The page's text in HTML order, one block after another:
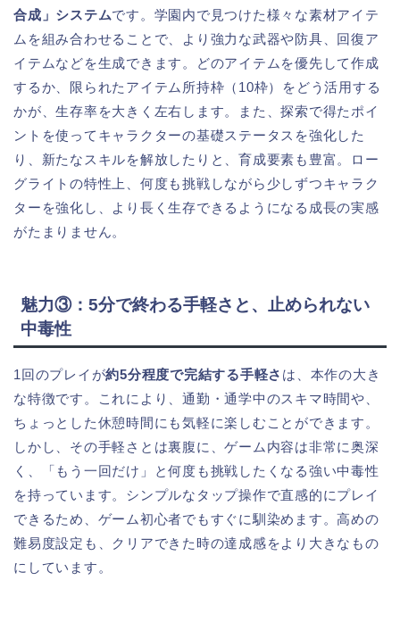
合成」システムです。学園内で見つけた様々な素材アイテ
ムを組み合わせることで、より強力な武器や防具、回復ア
イテムなどを生成できます。どのアイテムを優先して作成
するか、限られたアイテム所持枠（10枠）をどう活用する
かが、生存率を大きく左右します。また、探索で得たポイ
ントを使ってキャラクターの基礎ステータスを強化した
り、新たなスキルを解放したりと、育成要素も豊富。ロー
グライトの特性上、何度も挑戦しながら少しずつキャラク
ターを強化し、より長く生存できるようになる成長の実感
がたまりません。
魅力③：5分で終わる手軽さと、止められない
中毒性
1回のプレイが約5分程度で完結する手軽さ は、本作の大き
な特徴です。これにより、通勤・通学中のスキマ時間や、
ちょっとした休憩時間にも気軽に楽しむことができます。
しかし、その手軽さとは裏腹に、ゲーム内容は非常に奥深
く、「もう一回だけ」と何度も挑戦したくなる強い中毒性
を持っています。シンプルなタップ操作で直感的にプレイ
できるため、ゲーム初心者でもすぐに馴染めます。高めの
難易度設定も、クリアできた時の達成感をより大きなもの
にしています。